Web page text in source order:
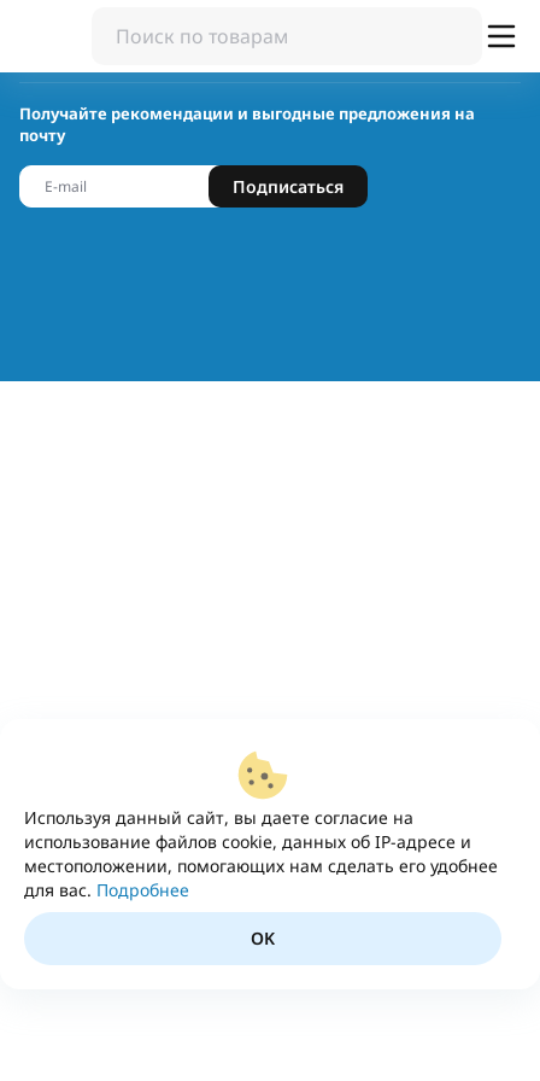
Используя данный сайт, вы даете согласие на
использование файлов cookie, данных об IP-адресе и
местоположении, помогающих нам сделать его удобнее
для вас. Подробнее
OK
Получайте рекомендации и выгодные предложения на
почту
Подписаться